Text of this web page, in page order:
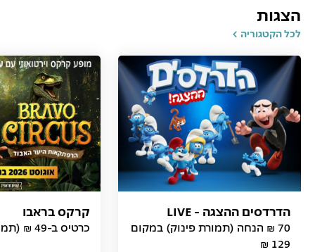
הצגות
לכל הקטגוריה
הדרדסים ההצגה - LIVE
70 ₪ הנחה (תמורת פינוק) במקום
129 ₪
קרקס בראבו
כרטיס ב-49 ₪ (תמורת פינוק)